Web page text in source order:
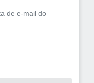
de e-mail do